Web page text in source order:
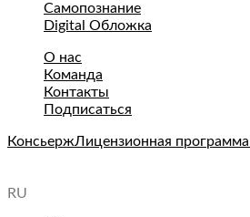
Самопознание
Digital Обложка
О нас
Команда
Контакты
Подписаться
КонсьержЛицензионная программа
RU